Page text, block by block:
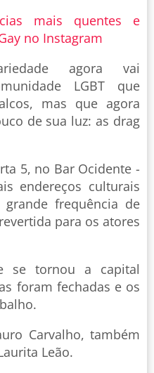
mais quentes e
no Instagram
agora vai
LGBT que
mas que agora
de sua luz: as drag
5, no Bar Ocidente -
endereços culturais
frequência de
para os atores
se tornou a capital
foram fechadas e os
Carvalho, também
Leão.